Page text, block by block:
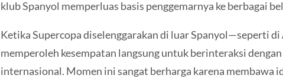
klub Spanyol memperluas basis penggemarnya ke berbagai
Ketika Supercopa diselenggarakan di luar Spanyol—seperti
memperoleh kesempatan langsung untuk berinteraksi
internasional. Momen ini sangat berharga karena membawa